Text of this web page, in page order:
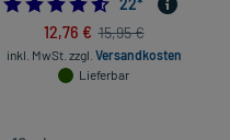
12,76 € 15,95 €
inkl. MwSt. zzgl. Versandkosten
Lieferbar